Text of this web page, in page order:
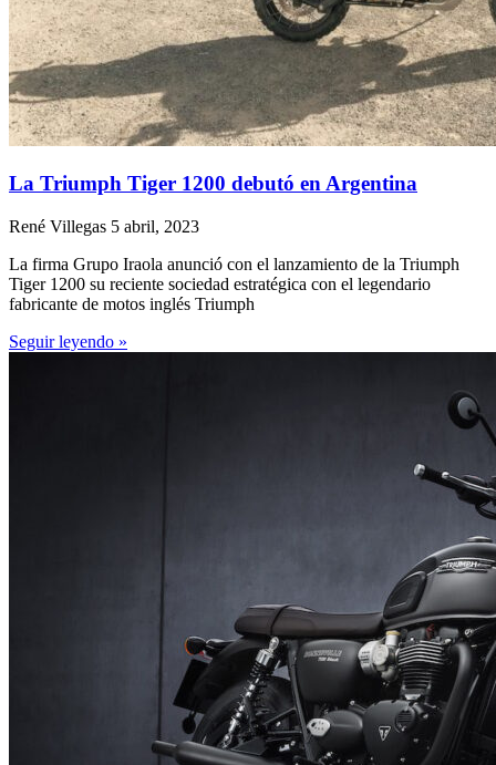
La Triumph Tiger 1200 debutó en Argentina
René Villegas 5 abril, 2023
La firma Grupo Iraola anunció con el lanzamiento de la Triumph
Tiger 1200 su reciente sociedad estratégica con el legendario
fabricante de motos inglés Triumph
Seguir leyendo »